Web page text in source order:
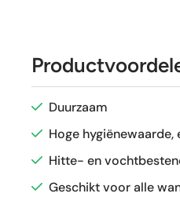
Glans / Mat
Gerectificeerd
Duurzaam
Hoge
Hitte- en
Geschikt voor alle